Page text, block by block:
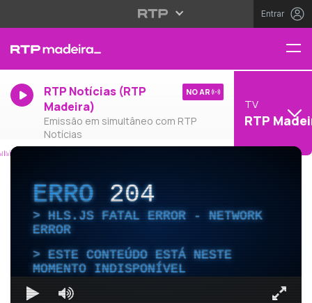
Entrar
RTP Notícias (RTP
Madeira)
Emissão em simultâneo com RTP
Notícias
NO AR
TV
RTP
ERRO204
HLS.JS FATAL ERROR - NETWORK
ERROR
ESTE CONTEÚDO ESTÁ NESTE
MOMENTO INDISPONÍVEL